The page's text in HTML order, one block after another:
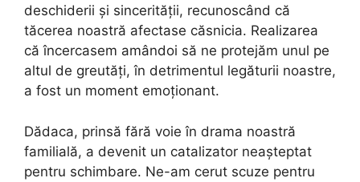
deschiderii și sincerității, recunoscând că
tăcerea noastră afectase căsnicia. Realizarea
că încercasem amândoi să ne protejăm unul pe
altul de greutăți, în detrimentul legăturii noastre,
a fost un moment emoționant.
Dădaca, prinsă fără voie în drama noastră
familială, a devenit un catalizator neașteptat
pentru schimbare. Ne-am cerut scuze pentru